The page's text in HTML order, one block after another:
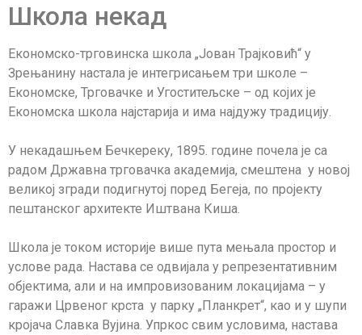
Школа некад
Економско-трговинска школа „Јован Трајковић“ у
Зрењанину настала је интегрисањем три школе –
Економске, Трговачке и Угоститељске – од којих је
Економска школа најстарија и има најдужу традицију.
У некадашњем Бечкереку, 1895. године почела је са
радом Државна трговачка академија, смештена у новој
великој згради подигнутој поред Бегеја, по пројекту
пештанског архитекте Иштвана Киша.
Школа је током историје више пута мењала простор и
услове рада. Настава се одвијала у репрезентативним
објектима, али и на импровизованим локацијама – у
гаражи Црвеног крста у парку „Планкрет“, као и у шупи
кројача Славка Вујина. Упркос свим условима, настава